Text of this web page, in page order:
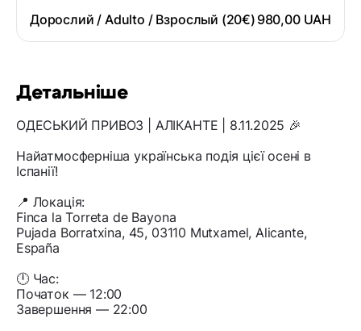
Дорослий / Adulto / Взрослый (20€) 980,00 UAH
Детальніше
ОДЕСЬКИЙ ПРИВОЗ | АЛІКАНТЕ | 8.11.2025 🎉
Найатмосферніша українська подія цієї осені в
Іспанії!
📍 Локація:
Finca la Torreta de Bayona
Pujada Borratxina, 45, 03110 Mutxamel, Alicante,
España
🕛 Час:
Початок — 12:00
Завершення — 22:00